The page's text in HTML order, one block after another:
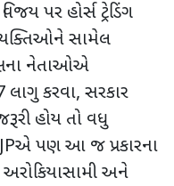
વિજય પર હોર્સ ટ્રેડિંગ
સામેલ
નેતાઓએ
લાગુ કરવા, સરકાર
હોય તો વધુ
એ પણ આ જ પ્રકારના
અને